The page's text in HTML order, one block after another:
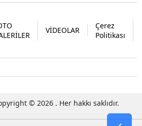
VİDEOLAR
Çerez
Politikası
© 2026 . Her hakkı saklıdır.